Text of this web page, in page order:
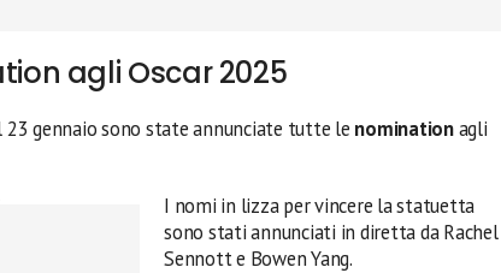
agli Oscar 2025
gennaio sono state annunciate tutte le nominationagli
I nomi in lizza per vincere la statuetta
sono stati annunciati in diretta da Rachel
Sennott e Bowen Yang.